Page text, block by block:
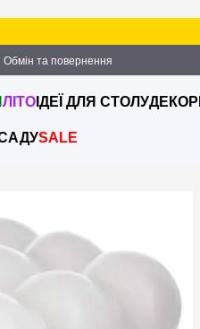
Обмін та повернення
ЛІТО ІДЕЇ ДЛЯ СТОЛУДЕКОР
SALE